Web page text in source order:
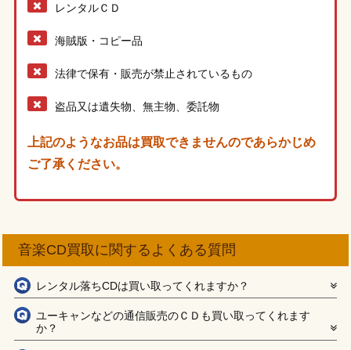
レンタルＣＤ
海賊版・コピー品
法律で保有・販売が禁止されているもの
盗品又は遺失物、無主物、委託物
上記のようなお品は買取できませんのであらかじめ
ご了承ください。
音楽CD買取に関するよくある質問
レンタル落ちCDは買い取ってくれますか？
ユーキャンなどの通信販売のＣＤも買い取ってくれます
か？